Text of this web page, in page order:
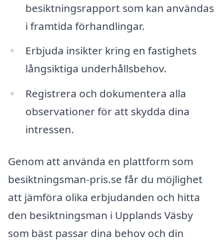
besiktningsrapport som kan användas
i framtida förhandlingar.
Erbjuda insikter kring en fastighets
långsiktiga underhållsbehov.
Registrera och dokumentera alla
observationer för att skydda dina
intressen.
Genom att använda en plattform som
besiktningsman-pris.se får du möjlighet
att jämföra olika erbjudanden och hitta
den besiktningsman i Upplands Väsby
som bäst passar dina behov och din